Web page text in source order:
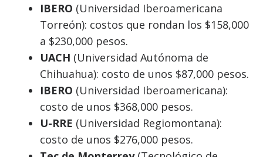
IBERO (Universidad Iberoamericana
Torreón): costos que rondan los $158,000
a $230,000 pesos.
UACH (Universidad Autónoma de
Chihuahua): costo de unos $87,000 pesos.
IBERO (Universidad Iberoamericana):
costo de unos $368,000 pesos.
U-RRE (Universidad Regiomontana):
costo de unos $276,000 pesos.